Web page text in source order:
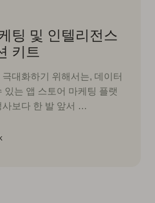
팅 및 인텔리전스
키트
대화하기 위해서는, 데이터
있는 앱 스토어 마케팅 플랫
사보다 한 발 앞서 …